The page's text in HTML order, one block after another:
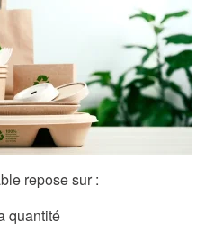
repose sur :
quantité